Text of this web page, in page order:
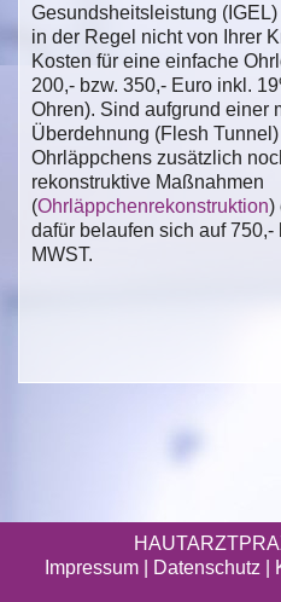
Gesundsheitsleistung
in der Regel nicht von Ihrer
Kosten für eine einfache
200,- bzw. 350,- Euro inkl.
Ohren). Sind aufgrund einer
Überdehnung (Flesh
Ohrläppchens zusätzlich
rekonstruktive Maßnahmen
(Ohrläppchenrekonstruktion)
dafür belaufen sich auf
MWST.
Impressum
Datenschutz |